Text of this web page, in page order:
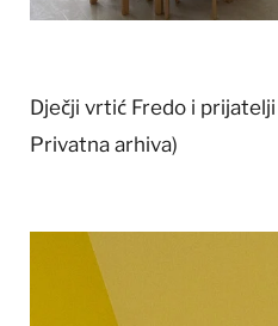
Dječji vrtić Fredo i
Privatna arhiva)